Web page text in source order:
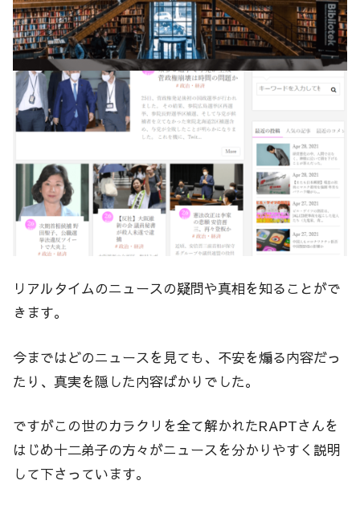
リアルタイムのニュースの疑問や真相を知ることがで
きます。
今まではどのニュースを見ても、不安を煽る内容だっ
たり、真実を隠した内容ばかりでした。
ですがこの世のカラクリを全て解かれたRAPTさんを
はじめ十二弟子の方々がニュースを分かりやすく説明
して下さっています。